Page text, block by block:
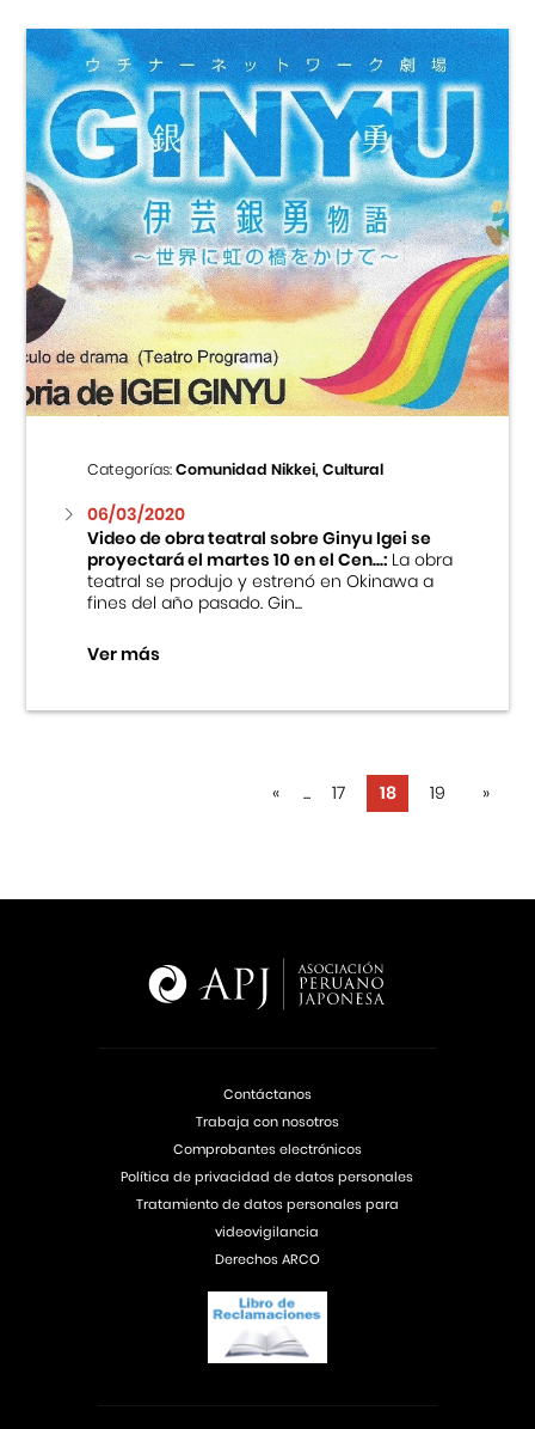
Categorías:Comunidad Nikkei, Cultural
06/03/2020
Video de obra teatral sobre Ginyu Igei se
proyectará el martes 10 en el Cen...:La obra
teatral se produjo y estrenó en Okinawa a
fines del año pasado. Gin...
Ver más
« ... 17 18 19 »
Contáctanos
Trabaja con nosotros
Comprobantes electrónicos
Política de privacidad de datos personales
Tratamiento de datos personales para
videovigilancia
Derechos ARCO